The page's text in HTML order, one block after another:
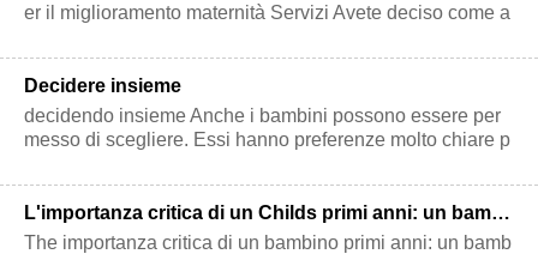
er il miglioramento maternità Servizi Avete deciso come a
Decidere insieme
decidendo insieme Anche i bambini possono essere per
messo di scegliere. Essi hanno preferenze molto chiare p
L'importanza critica di un Childs primi anni: un bambino Speaks
The importanza critica di un bambino primi anni: un bamb